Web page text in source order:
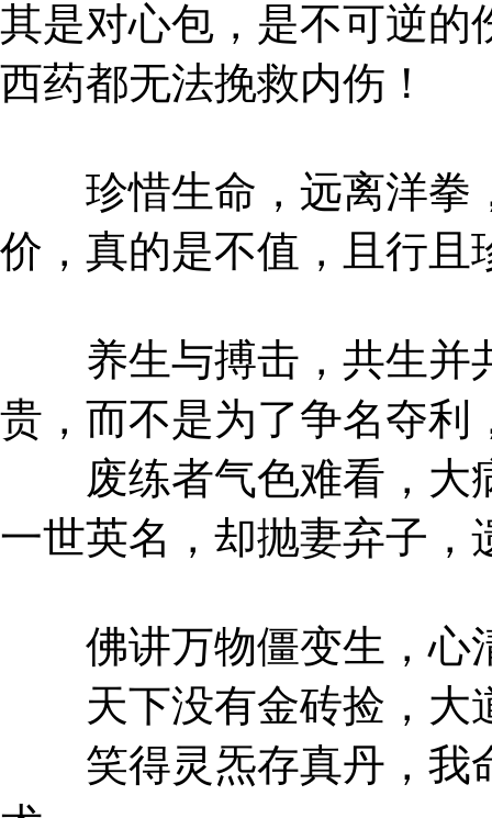
其是对心包，是不可逆的
西药都无法挽救内伤！
珍惜生命，远离洋拳
价，真的是不值，且行且
养生与搏击，共生并
贵，而不是为了争名夺利
废练者气色难看，大
一世英名，却抛妻弃子，
佛讲万物僵变生，心
天下没有金砖捡，大
笑得灵炁存真丹，我